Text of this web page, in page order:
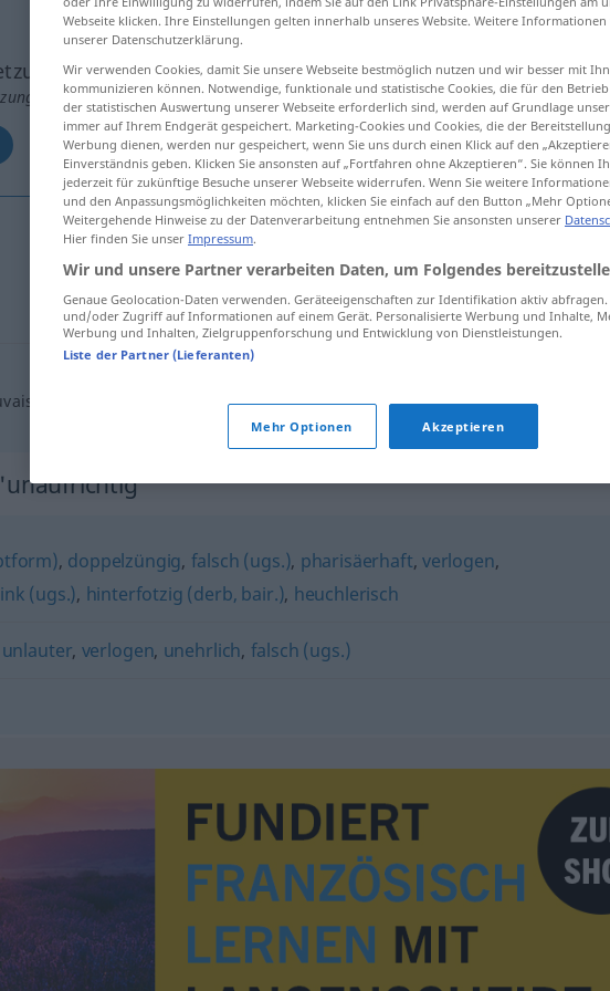
anklicken/antippen)
unaufrichtig
unaufrichtigsein
, doppelzüngig, falsch (ugs.), pharisäerhaft, verlogen,
(ugs.), hinterfotzig (derb, bair.), heuchlerisch
unlauter, verlogen, unehrlich, falsch (ugs.)
Webseite klicken. Ihre Einstellungen gelten innerhalb unseres Website. Weitere Informationen
unserer Datenschutzerklärung.
Wir verwenden Cookies, damit Sie unsere Webseite bestmöglich nutzen und wir besser mit
kommunizieren können. Notwendige, funktionale und statistische Cookies, die für den
der statistischen Auswertung unserer Webseite erforderlich sind, werden auf Grundlage
immer auf Ihrem Endgerät gespeichert. Marketing-Cookies und Cookies, die der
Werbung dienen, werden nur gespeichert, wenn Sie uns durch einen Klick auf den
Einverständnis geben. Klicken Sie ansonsten auf „Fortfahren ohne Akzeptieren“. Sie können
jederzeit für zukünftige Besuche unserer Webseite widerrufen. Wenn Sie weitere
und den Anpassungsmöglichkeiten möchten, klicken Sie einfach auf den Button „Mehr
Weitergehende Hinweise zu der Datenverarbeitung entnehmen Sie ansonsten unserer
Hier finden Sie unser Impressum.
Wir und unsere Partner verarbeiten Daten, um Folgendes
Genaue Geolocation-Daten verwenden. Geräteeigenschaften zur Identifikation aktiv
und/oder Zugriff auf Informationen auf einem Gerät. Personalisierte Werbung und Inhalte,
Werbung und Inhalten, Zielgruppenforschung und Entwicklung von Dienstleistungen.
Liste der Partner (Lieferanten)
Mehr Optionen Akzeptieren